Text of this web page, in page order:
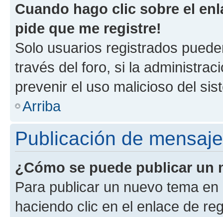
Cuando hago clic sobre el
pide que me registre!
Solo usuarios registrados
través del foro, si la
prevenir el uso malicioso del
Arriba
Publicación de
¿Cómo se puede publicar un
Para publicar un nuevo tema
haciendo clic en el enlace de